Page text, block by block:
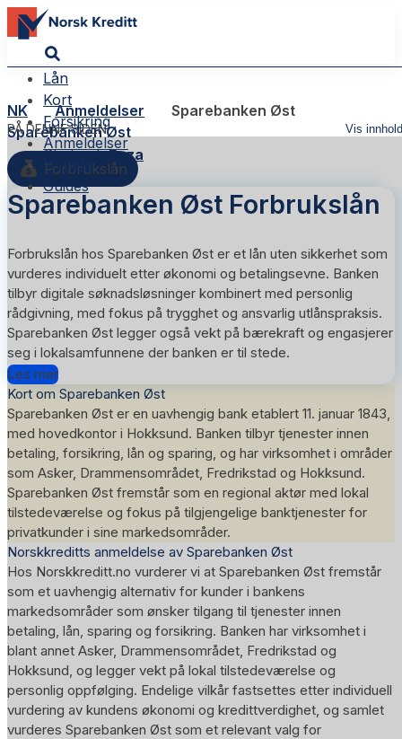
Lån
Kort
Forsikring
Anmeldelser
Nyheter
Guides
NK Anmeldelser Sparebanken Øst
PÅ DENNE SIDEN Vis innhold
Sparebanken Øst
Skribent:Reza
Forbrukslån
Sparebanken Øst Forbrukslån
Forbrukslån hos Sparebanken Øst er et lån uten sikkerhet som
vurderes individuelt etter økonomi og betalingsevne. Banken
tilbyr digitale søknadsløsninger kombinert med personlig
rådgivning, med fokus på trygghet og ansvarlig utlånspraksis.
Sparebanken Øst legger også vekt på bærekraft og engasjerer
seg i lokalsamfunnene der banken er til stede.
Les mer
Kort om Sparebanken Øst
Sparebanken Øst er en uavhengig bank etablert 11. januar 1843,
med hovedkontor i Hokksund. Banken tilbyr tjenester innen
betaling, forsikring, lån og sparing, og har virksomhet i områder
som Asker, Drammensområdet, Fredrikstad og Hokksund.
Sparebanken Øst fremstår som en regional aktør med lokal
tilstedeværelse og fokus på tilgjengelige banktjenester for
privatkunder i sine markedsområder.
Norskkreditts anmeldelse av Sparebanken Øst
Hos Norskkreditt.no vurderer vi at Sparebanken Øst fremstår
som et uavhengig alternativ for kunder i bankens
markedsområder som ønsker tilgang til tjenester innen
betaling, lån, sparing og forsikring. Banken har virksomhet i
blant annet Asker, Drammensområdet, Fredrikstad og
Hokksund, og legger vekt på lokal tilstedeværelse og
personlig oppfølging. Endelige vilkår fastsettes etter individuell
vurdering av kundens økonomi og kredittverdighet, og samlet
vurderes Sparebanken Øst som et relevant valg for